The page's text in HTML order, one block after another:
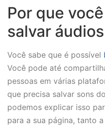
Por que
salvar
Você sabe que é possível
Você pode até
pessoas em várias
que precisa salvar sons
podemos explicar isso
para a sua página, tanto